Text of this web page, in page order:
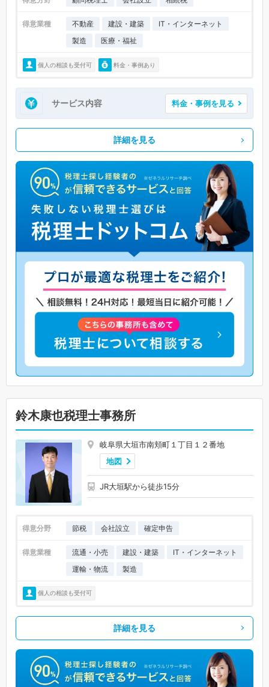
得意業種 不動産 建設・建築
IT・インターネット
製造
医療・福祉
個人の相談も受付可 料金・事例あり
サービス内容 料金・事例を見る
詳細を見る
鈴木康也税理士事務所
岐阜県大垣市南頬町１丁目１２番地
地図
JR大垣駅から徒歩15分
得意分野 節税 会社設立 確定申告
得意業種 流通・小売 建設・建築
IT・インターネット
運輸・物流
製造
個人の相談も受付可
詳細を見る